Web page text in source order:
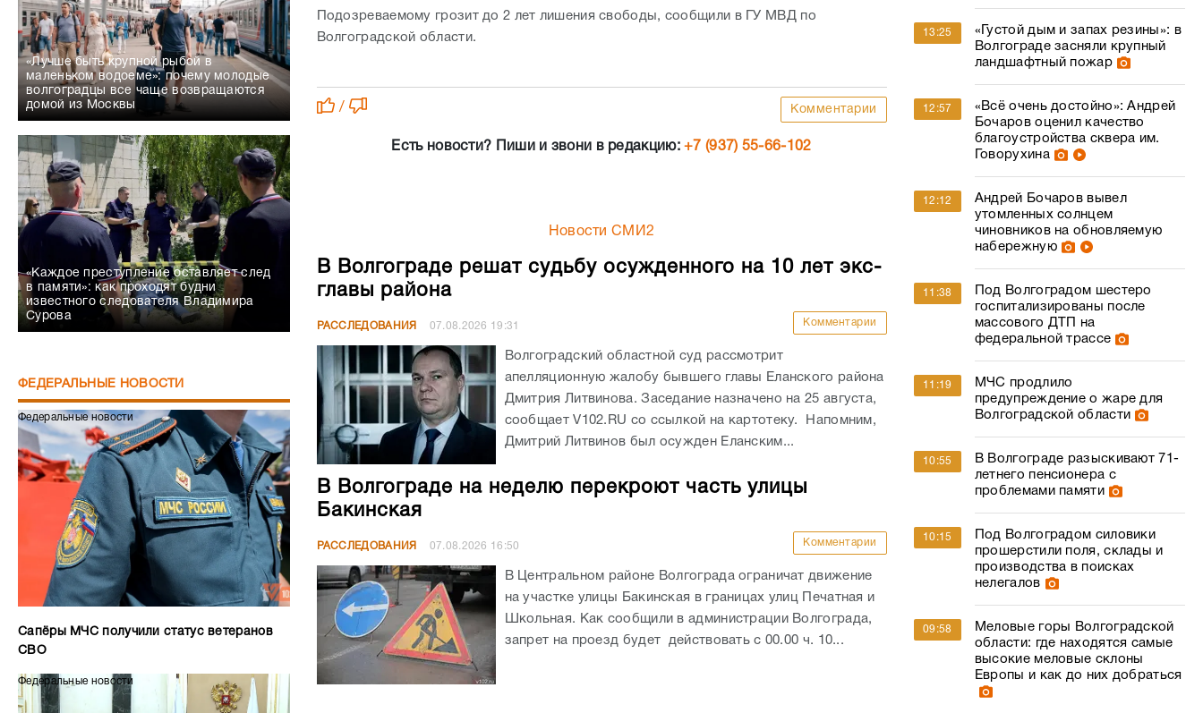
«Лучше быть крупной рыбой в
маленьком водоеме»: почему молодые
волгоградцы все чаще возвращаются
домой из Москвы
«Каждое преступление оставляет след
в памяти»: как проходят будни
известного следователя Владимира
Сурова
ФЕДЕРАЛЬНЫЕ НОВОСТИ
Федеральные новости
Сапёры МЧС получили статус ветеранов
СВО
Федеральные новости
Подозреваемому грозит до 2 лет лишения свободы, сообщили в ГУ МВД по
Волгоградской области.
/ Комментарии
Есть новости? Пиши и звони в редакцию:+7 (937) 55-66-102
Новости СМИ2
В Волгограде решат судьбу осужденного на 10 лет экс-
главы района
РАССЛЕДОВАНИЯ 07.08.2026 19:31 Комментарии
Волгоградский областной суд рассмотрит
апелляционную жалобу бывшего главы Еланского района
Дмитрия Литвинова. Заседание назначено на 25 августа,
сообщает V102.RU со ссылкой на картотеку. Напомним,
Дмитрий Литвинов был осужден Еланским...
В Волгограде на неделю перекроют часть улицы
Бакинская
РАССЛЕДОВАНИЯ 07.08.2026 16:50 Комментарии
В Центральном районе Волгограда ограничат движение
на участке улицы Бакинская в границах улиц Печатная и
Школьная. Как сообщили в администрации Волгограда,
запрет на проезд будет действовать с 00.00 ч. 10...
13:25
«Густой дым и запах резины»: в
Волгограде засняли крупный
ландшафтный пожар
12:57
«Всё очень достойно»: Андрей
Бочаров оценил качество
благоустройства сквера им.
Говорухина
12:12
Андрей Бочаров вывел
утомленных солнцем
чиновников на обновляемую
набережную
11:38
Под Волгоградом шестеро
госпитализированы после
массового ДТП на
федеральной трассе
11:19
МЧС продлило
предупреждение о жаре для
Волгоградской области
10:55
В Волгограде разыскивают 71-
летнего пенсионера с
проблемами памяти
10:15
Под Волгоградом силовики
прошерстили поля, склады и
производства в поисках
нелегалов
09:58
Меловые горы Волгоградской
области: где находятся самые
высокие меловые склоны
Европы и как до них добраться